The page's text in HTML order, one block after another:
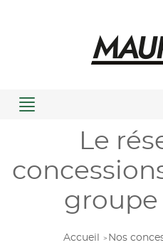
Menu
Le
groupe
Accueil Nos